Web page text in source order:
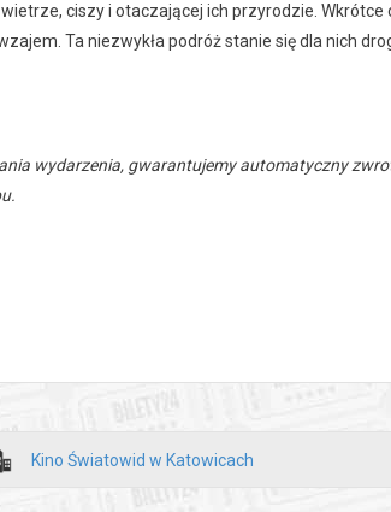
ciszy i otaczającej ich przyrodzie.
Ta niezwykła podróż stanie się dla nich
wydarzenia, gwarantujemy automatyczny
Kino Światowid w Katowicach